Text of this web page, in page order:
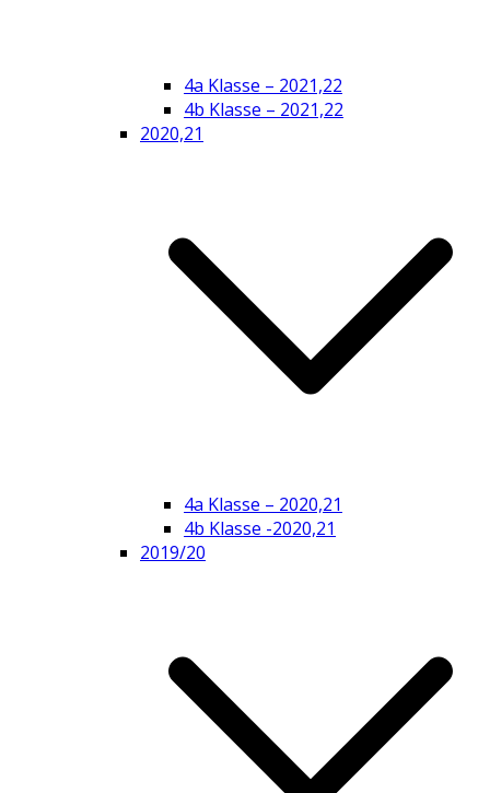
4a Klasse – 2021,22
4b Klasse – 2021,22
2020,21
4a Klasse – 2020,21
4b Klasse -2020,21
2019/20